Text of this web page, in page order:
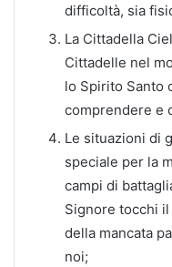
difficoltà, sia
La Cittadella
Cittadelle nel
lo Spirito Santo
comprendere e
Le situazioni di
speciale per la
campi di
Signore tocchi
della mancata
noi;